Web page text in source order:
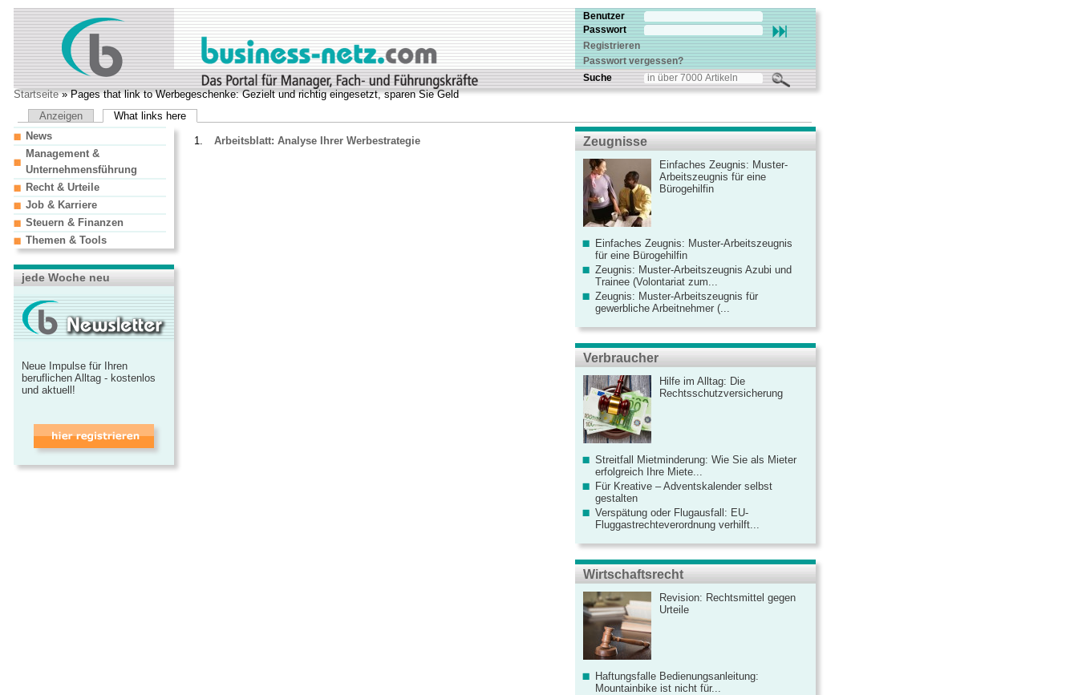
Benutzer
Passwort
Registrieren
Passwort vergessen?
Suche
Startseite» Pages that link to Werbegeschenke: Gezielt und richtig eingesetzt, sparen Sie Geld
Anzeigen
What links here
Arbeitsblatt: Analyse Ihrer Werbestrategie
News
Management &
Unternehmensführung
Recht & Urteile
Job & Karriere
Steuern & Finanzen
Themen & Tools
jede Woche neu
Neue Impulse für Ihren
beruflichen Alltag - kostenlos
und aktuell!
Zeugnisse
Einfaches Zeugnis: Muster-
Arbeitszeugnis für eine
Bürogehilfin
Einfaches Zeugnis: Muster-Arbeitszeugnis
für eine Bürogehilfin
Zeugnis: Muster-Arbeitszeugnis Azubi und
Trainee (Volontariat zum...
Zeugnis: Muster-Arbeitszeugnis für
gewerbliche Arbeitnehmer (...
Verbraucher
Hilfe im Alltag: Die
Rechtsschutzversicherung
Streitfall Mietminderung: Wie Sie als Mieter
erfolgreich Ihre Miete...
Für Kreative – Adventskalender selbst
gestalten
Verspätung oder Flugausfall: EU-
Fluggastrechteverordnung verhilft...
Wirtschaftsrecht
Revision: Rechtsmittel gegen
Urteile
Haftungsfalle Bedienungsanleitung:
Mountainbike ist nicht für...